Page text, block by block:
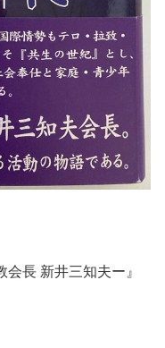
会長 新井三知夫ー』